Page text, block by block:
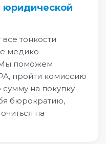
тонкости
медико-
Мы поможем
пройти комиссию
на покупку
бюрократию,
на